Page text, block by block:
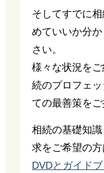
そしてすでに
めていいか分
さい。
様々な状況を
続のプロフェ
ての最善策をご
相続の基礎知
求をご希望の方
DVDとガイド